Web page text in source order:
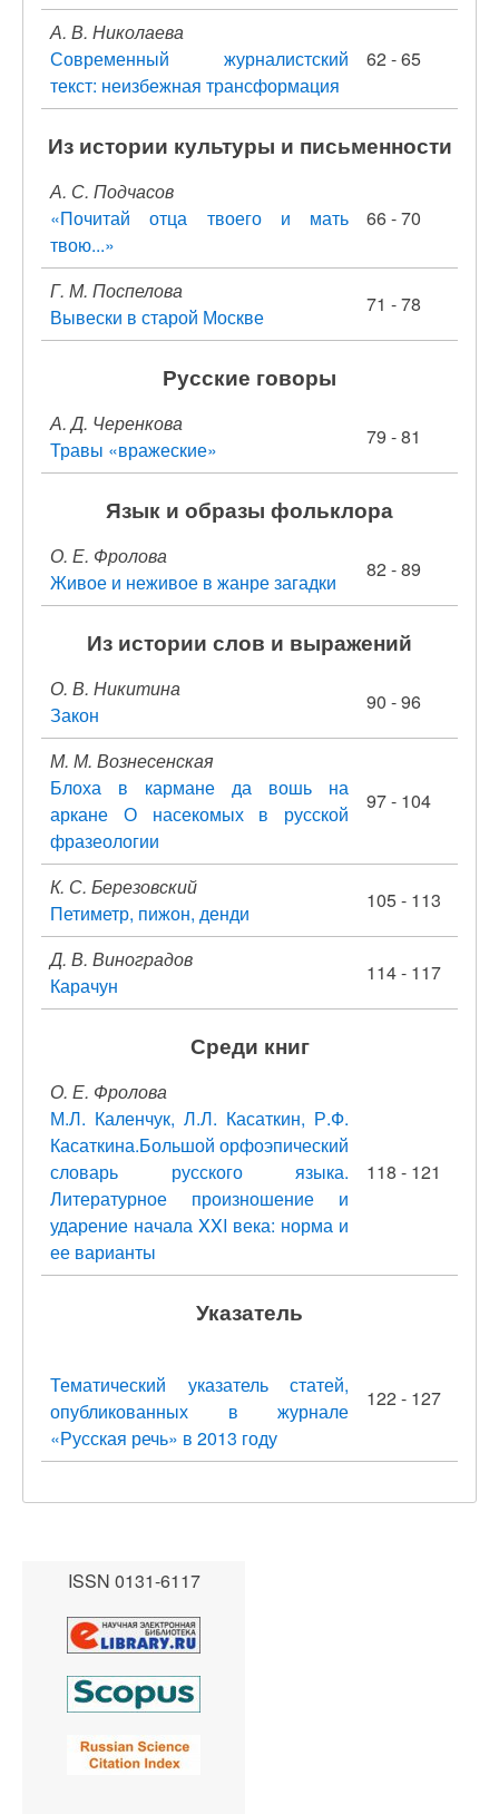
А. В. Николаева
Современный журналистский
текст: неизбежная трансформация
62 - 65
Из истории культуры и письменности
А. С. Подчасов
«Почитай отца твоего и мать
твою...»
66 - 70
Г. М. Поспелова
Вывески в старой Москве
71 - 78
Русские говоры
А. Д. Черенкова
Травы «вражеские»
79 - 81
Язык и образы фольклора
О. Е. Фролова
Живое и неживое в жанре загадки
82 - 89
Из истории слов и выражений
О. В. Никитина
Закон
90 - 96
М. М. Вознесенская
Блоха в кармане да вошь на
аркане О насекомых в русской
фразеологии
97 - 104
К. С. Березовский
Петиметр, пижон, денди
105 - 113
Д. В. Виноградов
Карачун
114 - 117
Среди книг
О. Е. Фролова
М.Л. Каленчук, Л.Л. Касаткин, Р.Ф.
Касаткина.Большой орфоэпический
словарь русского языка.
Литературное произношение и
ударение начала XXI века: норма и
ее варианты
118 - 121
Указатель
Тематический указатель статей,
опубликованных в журнале
«Русская речь» в 2013 году
122 - 127
ISSN 0131-6117